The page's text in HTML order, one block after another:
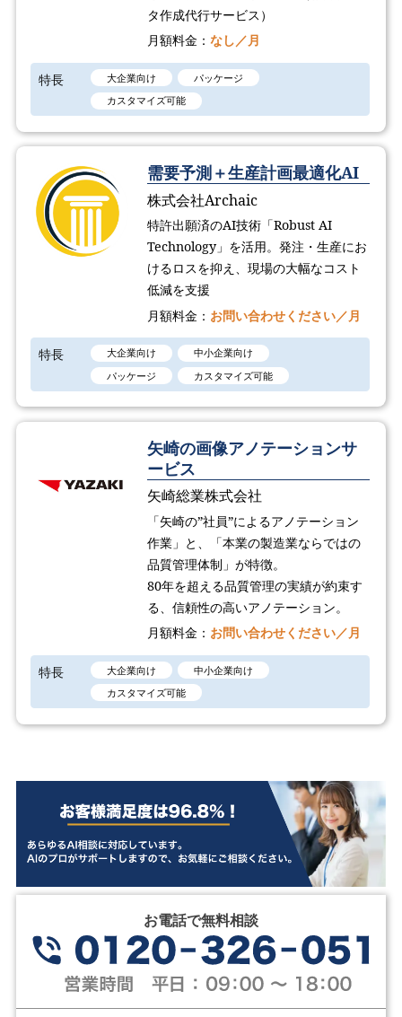
タ作成代行サービス）
月額料金： なし／月
特長 大企業向け
パッケージ
カスタマイズ可能
需要予測＋生産計画最適化AI
株式会社Archaic
特許出願済のAI技術「Robust AI
Technology​」を活用。発注・生産にお
けるロスを抑え、現場の大幅なコスト
低減を支援
月額料金： お問い合わせください／月
特長 大企業向け
中小企業向け
パッケージ
カスタマイズ可能
矢崎の画像アノテーションサ
ービス
矢崎総業株式会社
「矢崎の”社員”によるアノテーション
作業」と、「本業の製造業ならではの
品質管理体制」が特徴。
80年を超える品質管理の実績が約束す
る、信頼性の高いアノテーション。
月額料金： お問い合わせください／月
特長 大企業向け
中小企業向け
カスタマイズ可能
お電話で無料相談